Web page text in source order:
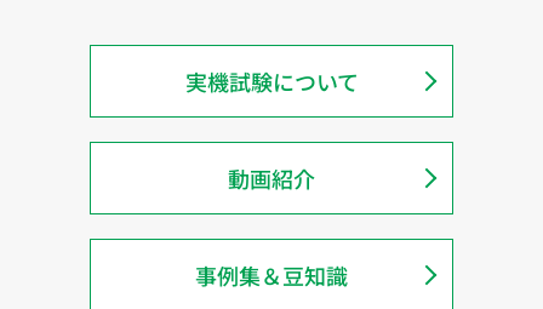
実機試験について
動画紹介
事例集＆豆知識